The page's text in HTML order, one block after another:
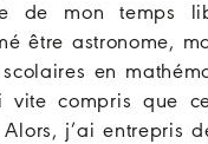
de mon temps
être astronome,
en
vite compris que
j’ai entrepris